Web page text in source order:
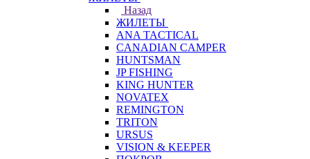
Назад
ЖИЛЕТЫ
ANA TACTICAL
CANADIAN CAMPER
HUNTSMAN
JP FISHING
KING HUNTER
NOVATEX
REMINGTON
TRITON
URSUS
VISION & KEEPER